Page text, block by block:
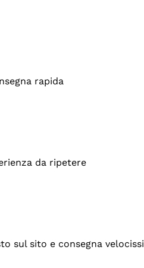
rapida
da ripetere
sul sito e consegna